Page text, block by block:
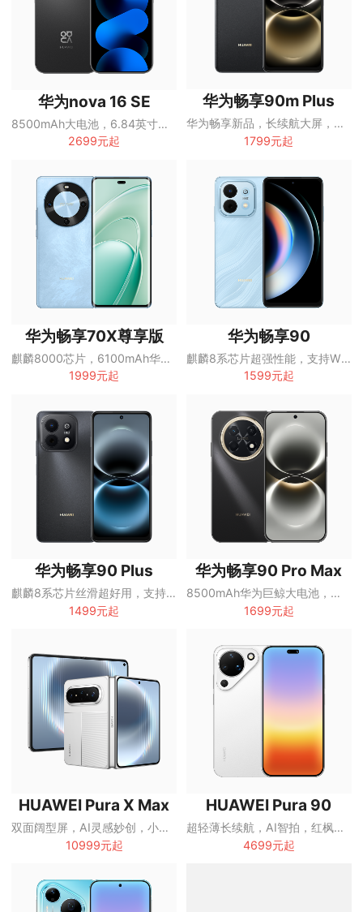
华为nova 16 SE
8500mAh大电池，6.84英寸OLED直屏
2699元起
华为畅享90m Plus
华为畅享新品，长续航大屏，鸿蒙智慧体验
1799元起
华为畅享70X尊享版
麒麟8000芯片，6100mAh华为巨鲸长续航，双曲护眼屏五星超耐摔
1999元起
华为畅享90
麒麟8系芯片超强性能，支持Wi-Fi7
1599元起
华为畅享90 Plus
麒麟8系芯片丝滑超好用，支持Wi-Fi7
1499元起
华为畅享90 Pro Max
8500mAh华为巨鲸大电池，支持Wi-Fi7
1699元起
HUAWEI Pura X Max
双面阔型屏，AI灵感妙创，小艺伴随式AI
10999元起
HUAWEI Pura 90
超轻薄长续航，AI智拍，红枫影像
4699元起